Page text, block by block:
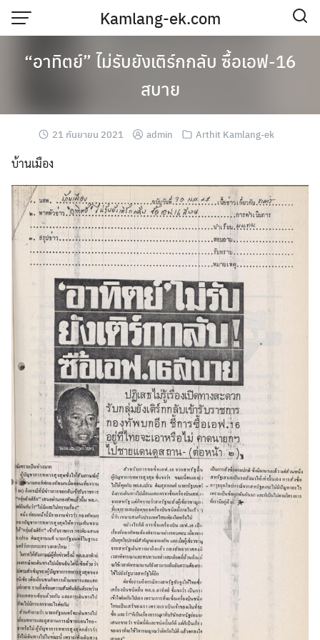
Skip
Kamlang-ek.com
Search
for: Search
“อาทิตย์” ไม่รับยังเติร์กกลับ ซื้อเอฟ-16
สบาย
21 กันยายน 2021 admin Arthit Kamlang-ek
บ้านเมือง